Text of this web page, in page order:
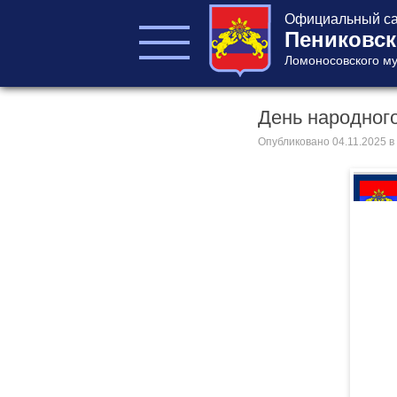
Официальный
Ломоносовского
День
Опубликовано 04.11.2025